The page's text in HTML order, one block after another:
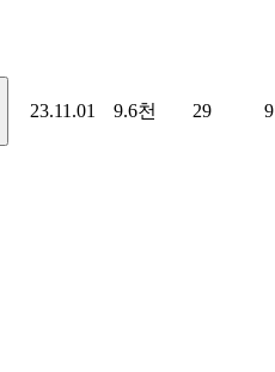
23.11.01 9.6천 29 9